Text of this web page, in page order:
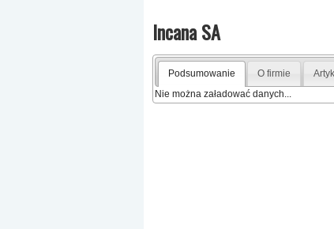
Incana SA
Podsumowanie O firmie
Nie można załadować danych...